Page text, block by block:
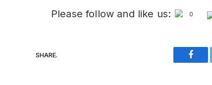
Please follow and like us: 0
SHARE.